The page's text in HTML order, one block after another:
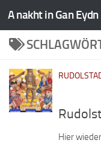
A nakht in Gan Eydn
Hier